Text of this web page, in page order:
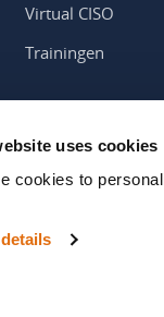
uses cookies
cookies to
Virtual CISO
Trainingen